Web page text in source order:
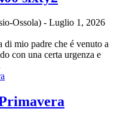
Ossola) - Luglio 1, 2026
mio padre che é venuto a
con una certa urgenza e